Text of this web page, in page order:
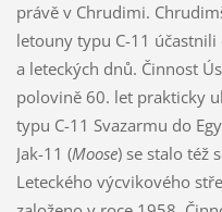
právě v Chrudimi.
letouny typu C-11
a leteckých dnů. Činnost
polovině 60. let prakticky
typu C-11 Svazarmu do
Jak-11 (Moose) se stalo též
Leteckého výcvikového